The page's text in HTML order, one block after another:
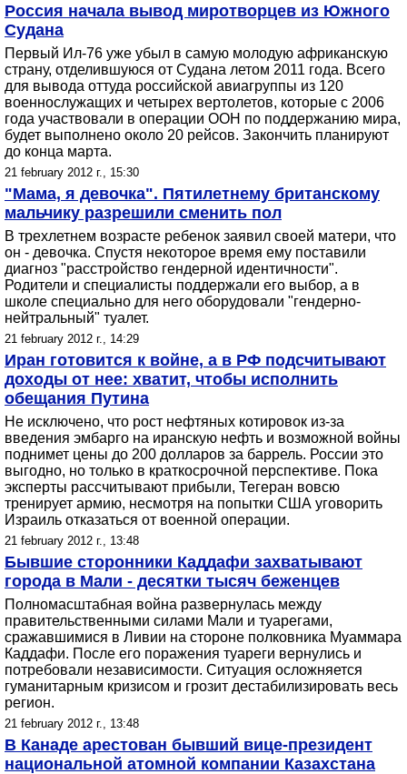
Россия начала вывод миротворцев из Южного
Судана
Первый Ил-76 уже убыл в самую молодую африканскую
страну, отделившуюся от Судана летом 2011 года. Всего
для вывода оттуда российской авиагруппы из 120
военнослужащих и четырех вертолетов, которые с 2006
года участвовали в операции ООН по поддержанию мира,
будет выполнено около 20 рейсов. Закончить планируют
до конца марта.
21 february 2012 г., 15:30
"Мама, я девочка". Пятилетнему британскому
мальчику разрешили сменить пол
В трехлетнем возрасте ребенок заявил своей матери, что
он - девочка. Спустя некоторое время ему поставили
диагноз "расстройство гендерной идентичности".
Родители и специалисты поддержали его выбор, а в
школе специально для него оборудовали "гендерно-
нейтральный" туалет.
21 february 2012 г., 14:29
Иран готовится к войне, а в РФ подсчитывают
доходы от нее: хватит, чтобы исполнить
обещания Путина
Не исключено, что рост нефтяных котировок из-за
введения эмбарго на иранскую нефть и возможной войны
поднимет цены до 200 долларов за баррель. России это
выгодно, но только в краткосрочной перспективе. Пока
эксперты рассчитывают прибыли, Тегеран вовсю
тренирует армию, несмотря на попытки США уговорить
Израиль отказаться от военной операции.
21 february 2012 г., 13:48
Бывшие сторонники Каддафи захватывают
города в Мали - десятки тысяч беженцев
Полномасштабная война развернулась между
правительственными силами Мали и туарегами,
сражавшимися в Ливии на стороне полковника Муаммара
Каддафи. После его поражения туареги вернулись и
потребовали независимости. Ситуация осложняется
гуманитарным кризисом и грозит дестабилизировать весь
регион.
21 february 2012 г., 13:48
В Канаде арестован бывший вице-президент
национальной атомной компании Казахстана